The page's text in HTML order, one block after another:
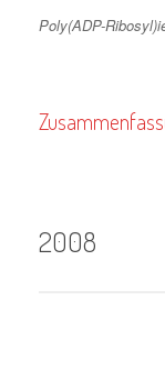
Poly(ADP-
2008